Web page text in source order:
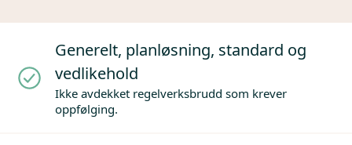
Generelt, planløsning, standard og
vedlikehold
Ikke avdekket regelverksbrudd som krever
oppfølging.